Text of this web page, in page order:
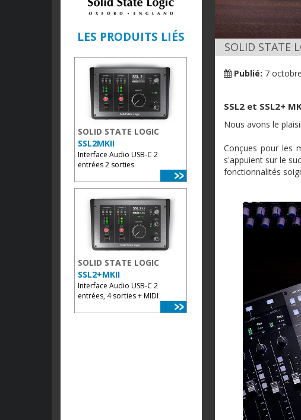
LES PRODUITS LIÉS
SOLID STATE LOGIC
SSL2MKII
Interface Audio USB-C 2
entrées 2 sorties
SOLID STATE LOGIC
SSL2+MKII
Interface Audio USB-C 2
entrées, 4 sorties + MIDI
SOLID STATE
Publié: 7
SSL2 et SSL2+
Nous avons le
Conçues pour les
s'appuient sur le
fonctionnalités